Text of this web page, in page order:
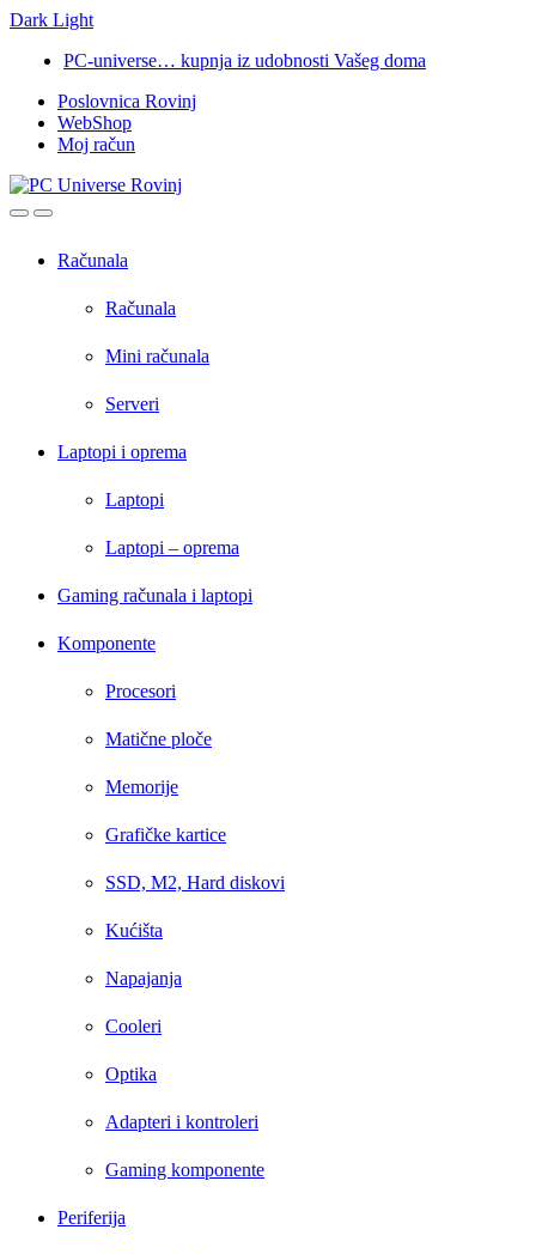
Dark Light
navigation
content
PC-universe… kupnja iz udobnosti Vašeg doma
Poslovnica Rovinj
WebShop
Moj račun
OpenClose
Računala
Računala
Mini računala
Serveri
Laptopi i oprema
Laptopi
Laptopi – oprema
Gaming računala i laptopi
Komponente
Procesori
Matične ploče
Memorije
Grafičke kartice
SSD, M2, Hard diskovi
Kućišta
Napajanja
Cooleri
Optika
Adapteri i kontroleri
Gaming komponente
Periferija